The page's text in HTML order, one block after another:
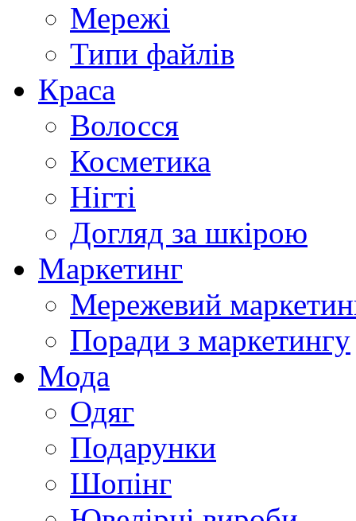
Мережі
Типи файлів
Краса
Волосся
Косметика
Нігті
Догляд за шкірою
Маркетинг
Мережевий
Поради з маркетингу
Мода
Одяг
Подарунки
Шопінг